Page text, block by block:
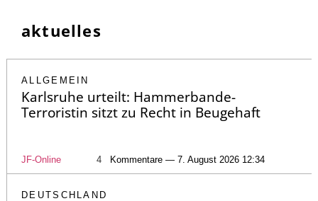
aktuelles
ALLGEMEIN
Karlsruhe urteilt: Hammerbande-
Terroristin sitzt zu Recht in Beugehaft
JF-Online 4 Kommentare — 7. August 2026 12:34
DEUTSCHLAND